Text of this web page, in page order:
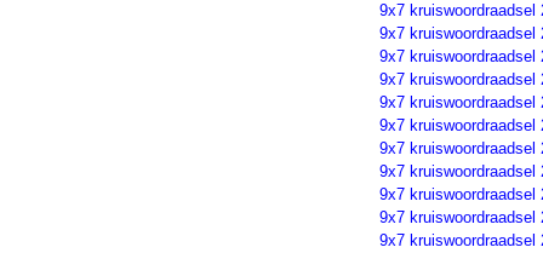
9x7 kruiswoordraadsel
9x7 kruiswoordraadsel
9x7 kruiswoordraadsel
9x7 kruiswoordraadsel
9x7 kruiswoordraadsel
9x7 kruiswoordraadsel
9x7 kruiswoordraadsel
9x7 kruiswoordraadsel
9x7 kruiswoordraadsel
9x7 kruiswoordraadsel
9x7 kruiswoordraadsel